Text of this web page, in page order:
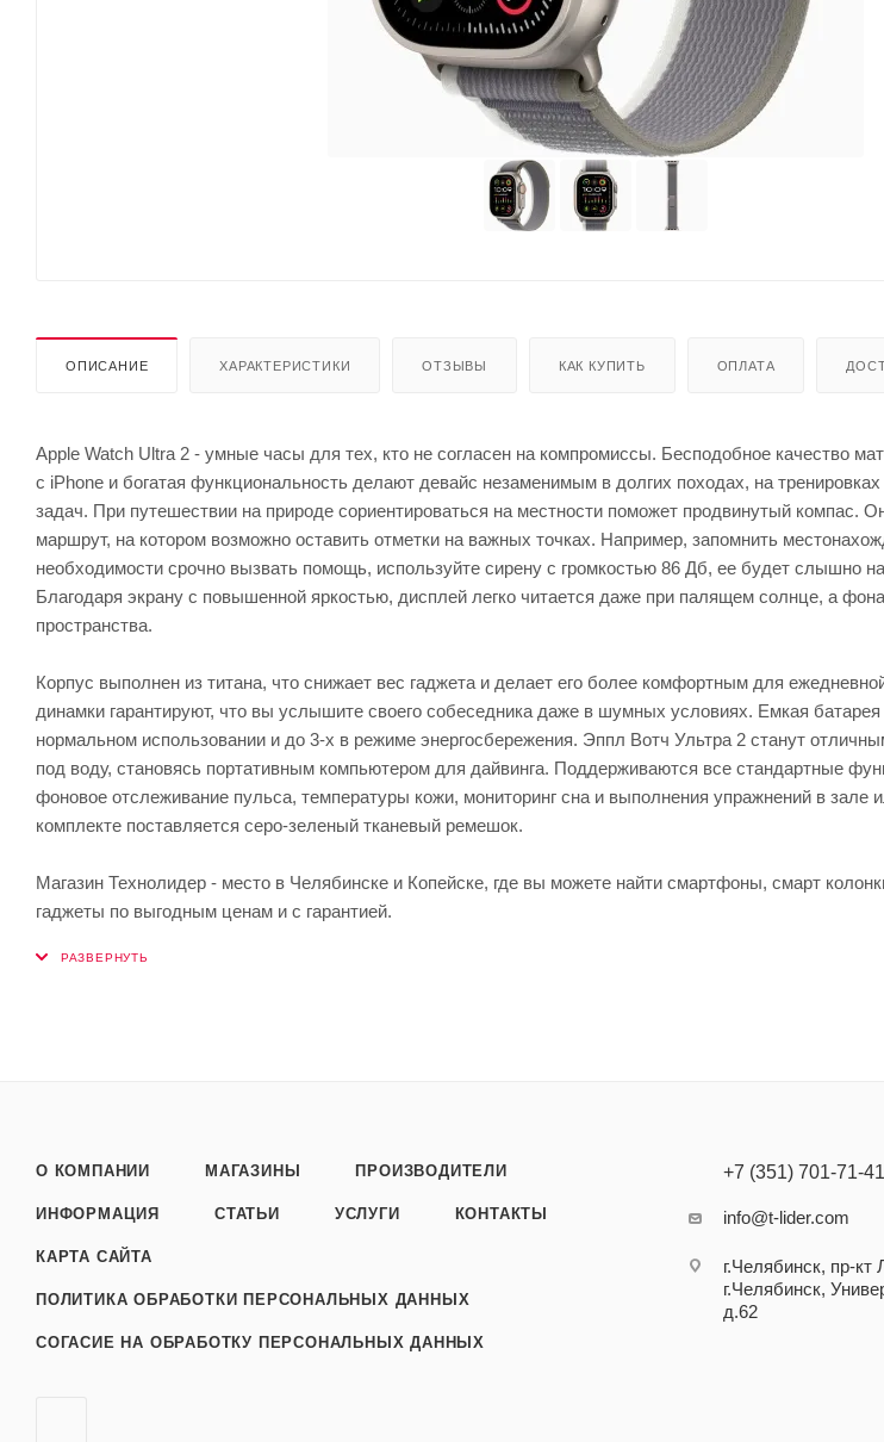
ОПИСАНИЕ ХАРАКТЕРИСТИКИ ОТЗЫВЫ КАК КУПИТЬ ОПЛАТА
Apple Watch Ultra 2 - умные часы для тех, кто не согласен на компромиссы. Бесподобное качество
с iPhone и богатая функциональность делают девайс незаменимым в долгих походах, на
задач. При путешествии на природе сориентироваться на местности поможет продвинутый компас.
маршрут, на котором возможно оставить отметки на важных точках. Например, запомнить
необходимости срочно вызвать помощь, используйте сирену с громкостью 86 Дб, ее будет слышно
Благодаря экрану с повышенной яркостью, дисплей легко читается даже при палящем солнце, а
пространства.
Корпус выполнен из титана, что снижает вес гаджета и делает его более комфортным для
динамки гарантируют, что вы услышите своего собеседника даже в шумных условиях. Емкая батарея
нормальном использовании и до 3-х в режиме энергосбережения. Эппл Вотч Ультра 2 станут
под воду, становясь портативным компьютером для дайвинга. Поддерживаются все стандартные
фоновое отслеживание пульса, температуры кожи, мониторинг сна и выполнения упражнений в зале
комплекте поставляется серо-зеленый тканевый ремешок.
Магазин Технолидер - место в Челябинске и Копейске, где вы можете найти смартфоны, смарт
гаджеты по выгодным ценам и с гарантией.
О КОМПАНИИ МАГАЗИНЫ ПРОИЗВОДИТЕЛИ
ИНФОРМАЦИЯ СТАТЬИ УСЛУГИ КОНТАКТЫ
КАРТА САЙТА
ПОЛИТИКА ОБРАБОТКИ ПЕРСОНАЛЬНЫХ ДАННЫХ
СОГАСИЕ НА ОБРАБОТКУ ПЕРСОНАЛЬНЫХ ДАННЫХ
+7 (351) 701-71-41
info@t-lider.com
г.Челябинск, пр-кт
г.Челябинск,
д.62